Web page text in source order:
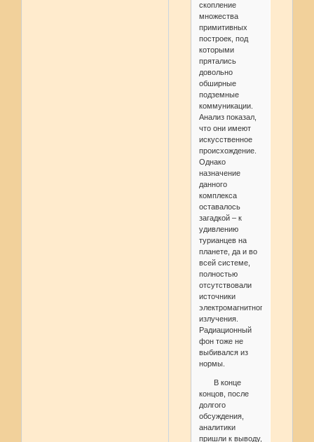
скопление
множества
примитивных
построек, под
которыми
прятались
довольно
обширные
подземные
коммуникации.
Анализ показал,
что они имеют
искусственное
происхождение.
Однако
назначение
данного
комплекса
оставалось
загадкой – к
удивлению
турианцев на
планете, да и во
всей системе,
полностью
отсутствовали
источники
электромагнитного
излучения.
Радиационный
фон тоже не
выбивался из
нормы.
В конце
концов, после
долгого
обсуждения,
аналитики
пришли к выводу,